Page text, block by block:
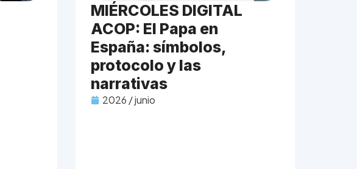
MIÉRCOLES DIGITAL
ACOP: El Papa en
España: símbolos,
protocolo y las
narrativas
2026 / junio